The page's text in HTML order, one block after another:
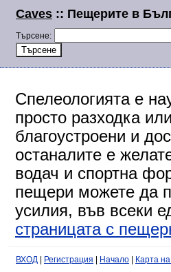
Caves :: Пещерите в
Търсене:
Спелеологията е
просто разходка
благоустроени и
останалите е
водач и спортна
пещери можете да
усилия, във всеки
страницата с
ВХОД Регистрация Начало Карта